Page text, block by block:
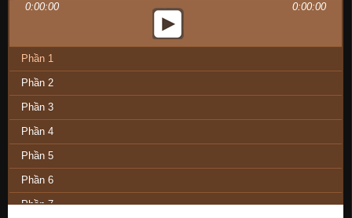
0:00:00 0:00:00
Phần 1
Phần 2
Phần 3
Phần 4
Phần 5
Phần 6
Phần 7